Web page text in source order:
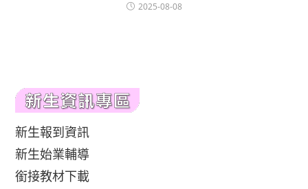
2025-08-08
新生報到資訊
新生始業輔導
銜接教材下載